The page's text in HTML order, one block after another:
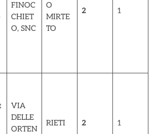
FINOC
CHIET
O, SNC
O
MIRTE
TO
2 1
VIA
DELLE
ORTEN
RIETI 2 1